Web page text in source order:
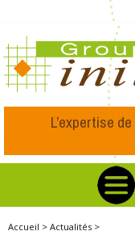
L’expertise de
Accueil > Actualités >